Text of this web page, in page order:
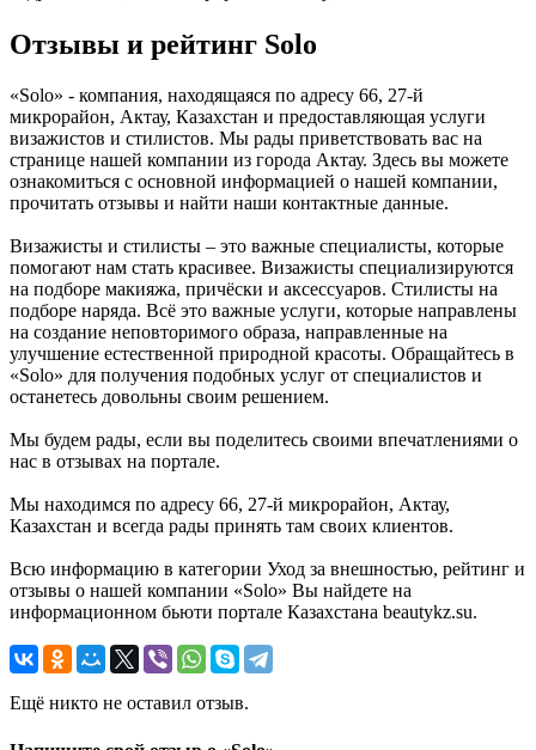
Отзывы и рейтинг Solo
«Solo» - компания, находящаяся по адресу 66, 27-й
микрорайон, Актау, Казахстан и предоставляющая услуги
визажистов и стилистов. Мы рады приветствовать вас на
странице нашей компании из города Актау. Здесь вы можете
ознакомиться с основной информацией о нашей компании,
прочитать отзывы и найти наши контактные данные.
Визажисты и стилисты – это важные специалисты, которые
помогают нам стать красивее. Визажисты специализируются
на подборе макияжа, причёски и аксессуаров. Стилисты на
подборе наряда. Всё это важные услуги, которые направлены
на создание неповторимого образа, направленные на
улучшение естественной природной красоты. Обращайтесь в
«Solo» для получения подобных услуг от специалистов и
останетесь довольны своим решением.
Мы будем рады, если вы поделитесь своими впечатлениями о
нас в отзывах на портале.
Мы находимся по адресу 66, 27-й микрорайон, Актау,
Казахстан и всегда рады принять там своих клиентов.
Всю информацию в категории Уход за внешностью, рейтинг и
отзывы о нашей компании «Solo» Вы найдете на
информационном бьюти портале Казахстана beautykz.su.
Ещё никто не оставил отзыв.